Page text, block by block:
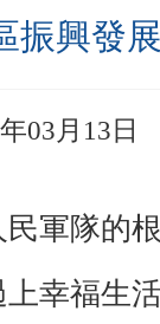
振興發
03月13日
軍隊的
幸福生